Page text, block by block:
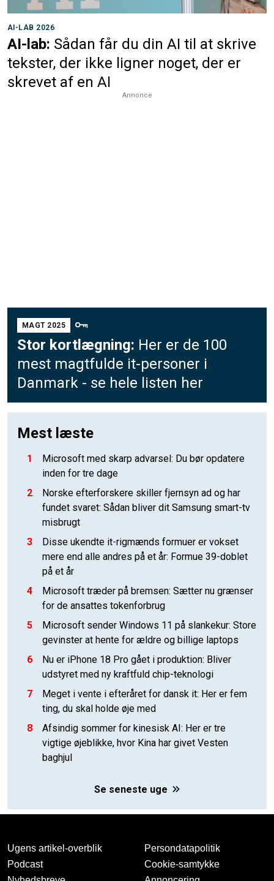
AI-LAB 2026
AI-lab: Sådan får du din AI til at skrive
tekster, der ikke ligner noget, der er
skrevet af en AI
Annonce
MAGT 2025
Stor kortlægning: Her er de 100
mest magtfulde it-personer i
Danmark - se hele listen her
Mest læste
1
Microsoft med skarp advarsel: Du bør opdatere
inden for tre dage
2
Norske efterforskere skiller fjernsyn ad og har
fundet svaret: Sådan bliver dit Samsung smart-tv
misbrugt
3
Disse ukendte it-rigmænds formuer er vokset
mere end alle andres på et år: Formue 39-doblet
på et år
4
Microsoft træder på bremsen: Sætter nu grænser
for de ansattes tokenforbrug
5
Microsoft sender Windows 11 på slankekur: Store
gevinster at hente for ældre og billige laptops
6
Nu er iPhone 18 Pro gået i produktion: Bliver
udstyret med ny kraftfuld chip-teknologi
7
Meget i vente i efteråret for dansk it: Her er fem
ting, du skal holde øje med
8
Afsindig sommer for kinesisk AI: Her er tre
vigtige øjeblikke, hvor Kina har givet Vesten
baghjul
Se seneste uge
Ugens artikel-overblik
Podcast
Persondatapolitik
Cookie-samtykke